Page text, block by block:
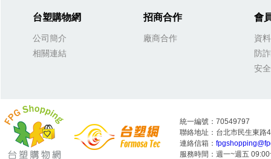
台塑購物網
公司簡介
相關連結
招商合作
廠商合作
會
資
防
安
統一編號：70549797
聯絡地址：台北市民生東路
連絡信箱：
服務時間：週一~週五